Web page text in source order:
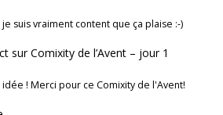
suis vraiment content que ça plaise :-)
surComixity de l’Avent – jour 1
! Merci pour ce Comixity de l'Avent!